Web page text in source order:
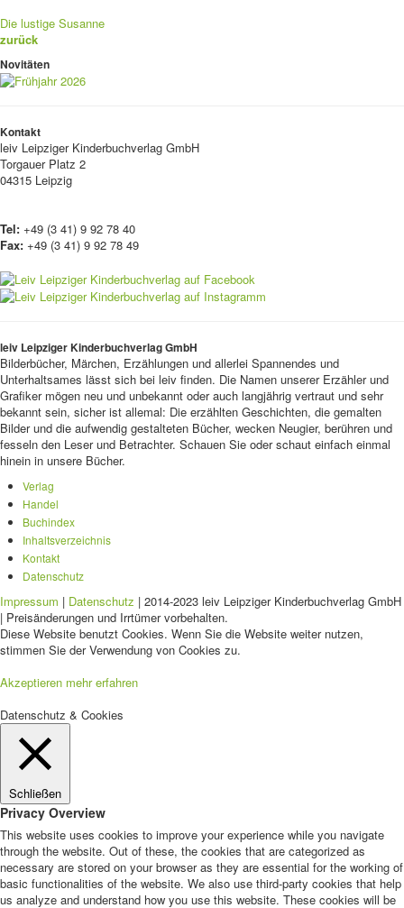
Die lustige Susanne
zurück
Novitäten
Kontakt
leiv Leipziger Kinderbuchverlag GmbH
Torgauer Platz 2
04315 Leipzig
Tel: +49 (3 41) 9 92 78 40
Fax: +49 (3 41) 9 92 78 49
leiv Leipziger Kinderbuchverlag GmbH
Bilderbücher, Märchen, Erzählungen und allerlei Spannendes und
Unterhaltsames lässt sich bei leiv finden. Die Namen unserer Erzähler und
Grafiker mögen neu und unbekannt oder auch langjährig vertraut und sehr
bekannt sein, sicher ist allemal: Die erzählten Geschichten, die gemalten
Bilder und die aufwendig gestalteten Bücher, wecken Neugier, berühren und
fesseln den Leser und Betrachter. Schauen Sie oder schaut einfach einmal
hinein in unsere Bücher.
Verlag
Handel
Buchindex
Inhaltsverzeichnis
Kontakt
Datenschutz
Impressum | Datenschutz | 2014-2023 leiv Leipziger Kinderbuchverlag GmbH
| Preisänderungen und Irrtümer vorbehalten.
Diese Website benutzt Cookies. Wenn Sie die Website weiter nutzen,
stimmen Sie der Verwendung von Cookies zu.
Akzeptieren mehr erfahren
Datenschutz & Cookies
Schließen
Privacy Overview
This website uses cookies to improve your experience while you navigate
through the website. Out of these, the cookies that are categorized as
necessary are stored on your browser as they are essential for the working of
basic functionalities of the website. We also use third-party cookies that help
us analyze and understand how you use this website. These cookies will be